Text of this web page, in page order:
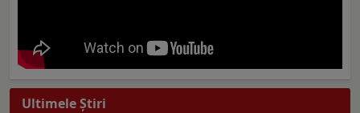
Ultimele Ştiri